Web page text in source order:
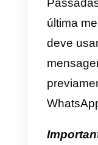
Os
do
que
uma
para